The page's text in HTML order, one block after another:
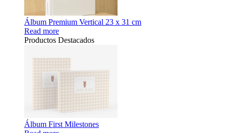
Álbum Premium Vertical 23 x 31 cm
Read more
Productos Destacados
Álbum First Milestones